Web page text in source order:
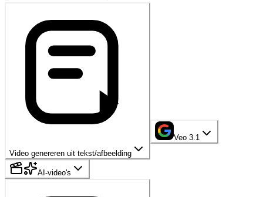
Video genereren uit tekst/afbeelding
Veo 3.1
AI-video's